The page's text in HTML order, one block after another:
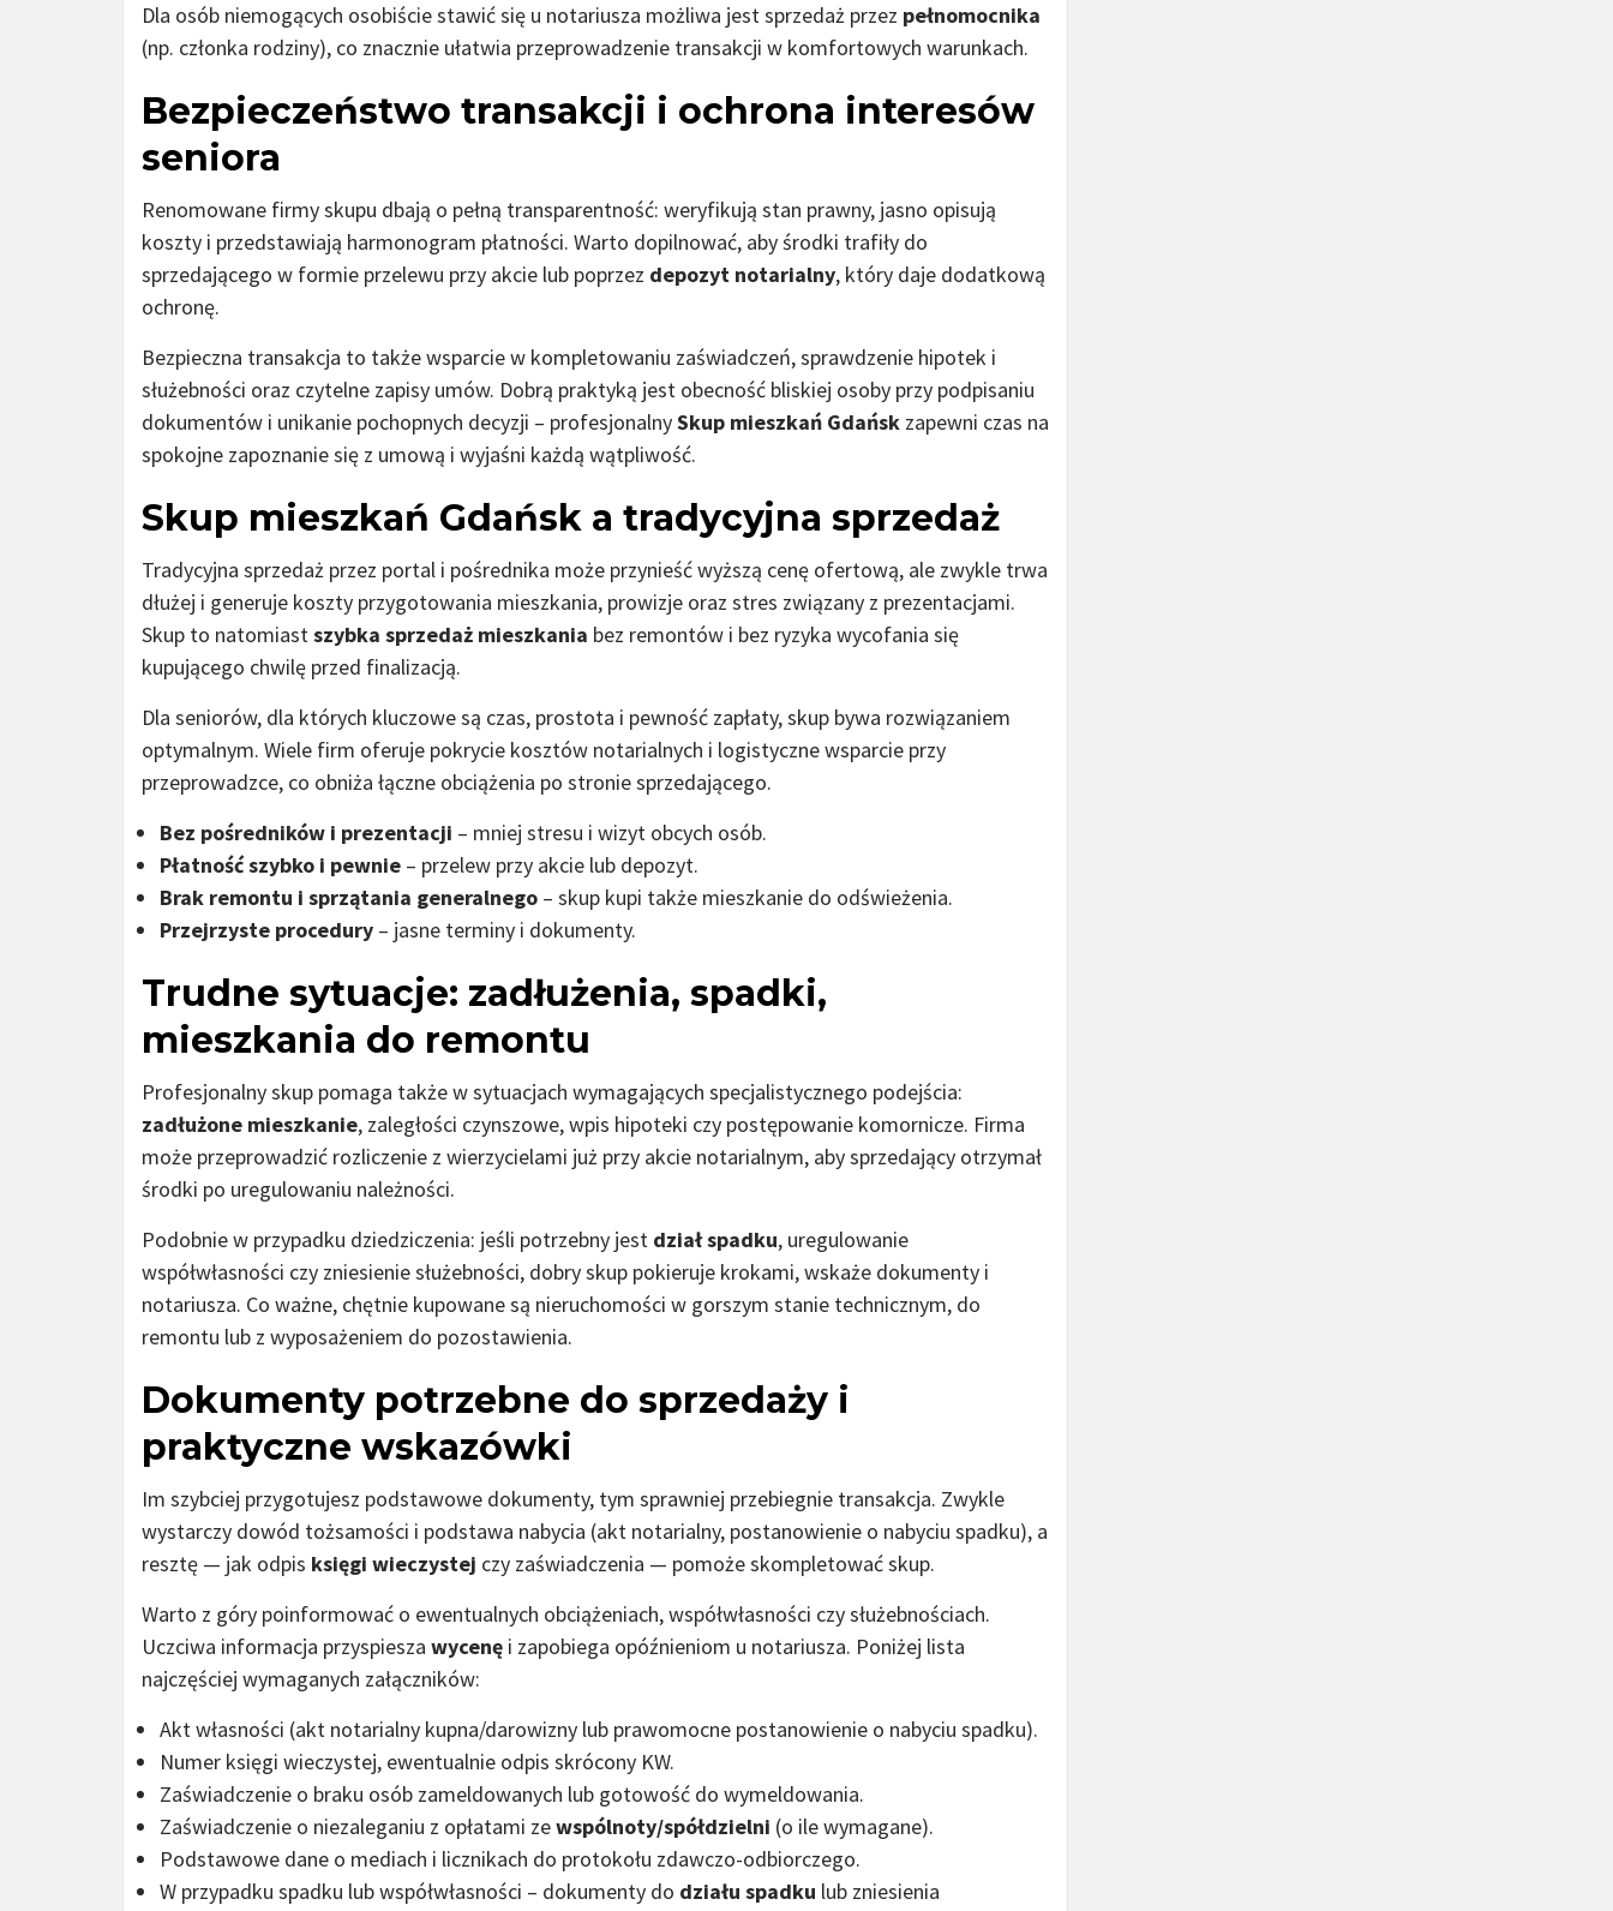
Dla osób niemogących osobiście stawić się u notariusza możliwa jest sprzedaż przez pełnomocnika
(np. członka rodziny), co znacznie ułatwia przeprowadzenie transakcji w komfortowych warunkach.
Bezpieczeństwo transakcji i ochrona interesów
seniora
Renomowane firmy skupu dbają o pełną transparentność: weryfikują stan prawny, jasno opisują
koszty i przedstawiają harmonogram płatności. Warto dopilnować, aby środki trafiły do
sprzedającego w formie przelewu przy akcie lub poprzez depozyt notarialny, który daje dodatkową
ochronę.
Bezpieczna transakcja to także wsparcie w kompletowaniu zaświadczeń, sprawdzenie hipotek i
służebności oraz czytelne zapisy umów. Dobrą praktyką jest obecność bliskiej osoby przy podpisaniu
dokumentów i unikanie pochopnych decyzji – profesjonalnySkup mieszkań Gdańsk zapewni czas na
spokojne zapoznanie się z umową i wyjaśni każdą wątpliwość.
Skup mieszkań Gdańsk a tradycyjna sprzedaż
Tradycyjna sprzedaż przez portal i pośrednika może przynieść wyższą cenę ofertową, ale zwykle trwa
dłużej i generuje koszty przygotowania mieszkania, prowizje oraz stres związany z prezentacjami.
Skup to natomiastszybka sprzedaż mieszkania bez remontów i bez ryzyka wycofania się
kupującego chwilę przed finalizacją.
Dla seniorów, dla których kluczowe są czas, prostota i pewność zapłaty, skup bywa rozwiązaniem
optymalnym. Wiele firm oferuje pokrycie kosztów notarialnych i logistyczne wsparcie przy
przeprowadzce, co obniża łączne obciążenia po stronie sprzedającego.
Bez pośredników i prezentacji – mniej stresu i wizyt obcych osób.
Płatność szybko i pewnie – przelew przy akcie lub depozyt.
Brak remontu i sprzątania generalnego – skup kupi także mieszkanie do odświeżenia.
Przejrzyste procedury – jasne terminy i dokumenty.
Trudne sytuacje: zadłużenia, spadki,
mieszkania do remontu
Profesjonalny skup pomaga także w sytuacjach wymagających specjalistycznego podejścia:
zadłużone mieszkanie, zaległości czynszowe, wpis hipoteki czy postępowanie komornicze. Firma
może przeprowadzić rozliczenie z wierzycielami już przy akcie notarialnym, aby sprzedający otrzymał
środki po uregulowaniu należności.
Podobnie w przypadku dziedziczenia: jeśli potrzebny jest dział spadku, uregulowanie
współwłasności czy zniesienie służebności, dobry skup pokieruje krokami, wskaże dokumenty i
notariusza. Co ważne, chętnie kupowane są nieruchomości w gorszym stanie technicznym, do
remontu lub z wyposażeniem do pozostawienia.
Dokumenty potrzebne do sprzedaży i
praktyczne wskazówki
Im szybciej przygotujesz podstawowe dokumenty, tym sprawniej przebiegnie transakcja. Zwykle
wystarczy dowód tożsamości i podstawa nabycia (akt notarialny, postanowienie o nabyciu spadku), a
resztę — jak odpis księgi wieczystej czy zaświadczenia — pomoże skompletować skup.
Warto z góry poinformować o ewentualnych obciążeniach, współwłasności czy służebnościach.
Uczciwa informacja przyspiesza wycenę i zapobiega opóźnieniom u notariusza. Poniżej lista
najczęściej wymaganych załączników:
Akt własności (akt notarialny kupna/darowizny lub prawomocne postanowienie o nabyciu spadku).
Numer księgi wieczystej, ewentualnie odpis skrócony KW.
Zaświadczenie o braku osób zameldowanych lub gotowość do wymeldowania.
Zaświadczenie o niezaleganiu z opłatami zewspólnoty/spółdzielni (o ile wymagane).
Podstawowe dane o mediach i licznikach do protokołu zdawczo-odbiorczego.
W przypadku spadku lub współwłasności – dokumenty do działu spadku lub zniesienia